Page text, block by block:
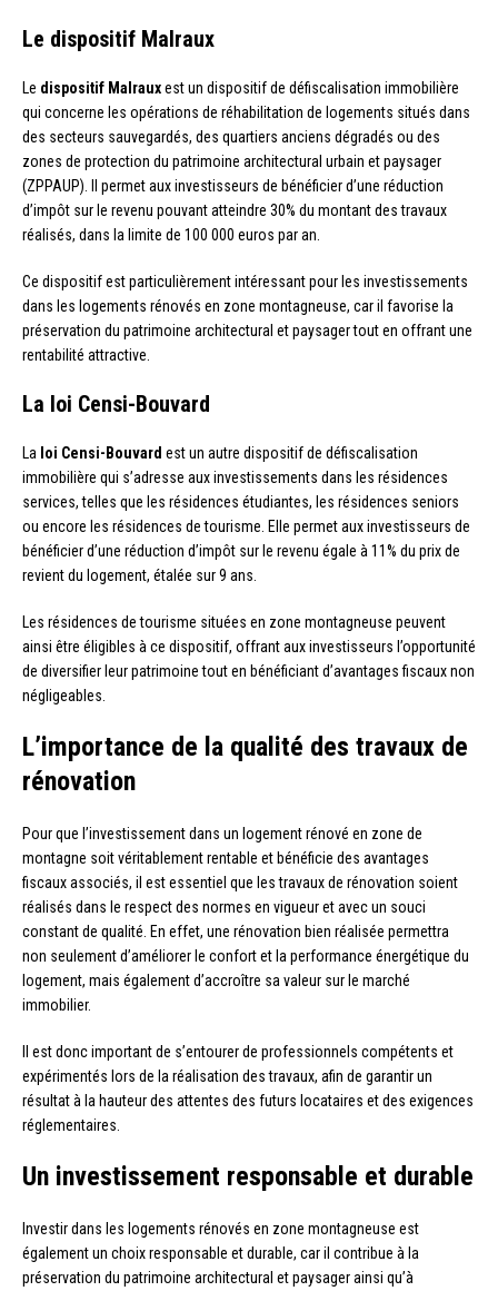
Le dispositif Malraux
Le dispositif Malrauxest un dispositif de défiscalisation immobilière
qui concerne les opérations de réhabilitation de logements situés dans
des secteurs sauvegardés, des quartiers anciens dégradés ou des
zones de protection du patrimoine architectural urbain et paysager
(ZPPAUP). Il permet aux investisseurs de bénéficier d’une réduction
d’impôt sur le revenu pouvant atteindre 30% du montant des travaux
réalisés, dans la limite de 100 000 euros par an.
Ce dispositif est particulièrement intéressant pour les investissements
dans les logements rénovés en zone montagneuse, car il favorise la
préservation du patrimoine architectural et paysager tout en offrant une
rentabilité attractive.
La loi Censi-Bouvard
La loi Censi-Bouvard est un autre dispositif de défiscalisation
immobilière qui s’adresse aux investissements dans les résidences
services, telles que les résidences étudiantes, les résidences seniors
ou encore les résidences de tourisme. Elle permet aux investisseurs de
bénéficier d’une réduction d’impôt sur le revenu égale à 11% du prix de
revient du logement, étalée sur 9 ans.
Les résidences de tourisme situées en zone montagneuse peuvent
ainsi être éligibles à ce dispositif, offrant aux investisseurs l’opportunité
de diversifier leur patrimoine tout en bénéficiant d’avantages fiscaux non
négligeables.
L’importance de la qualité des travaux de
rénovation
Pour que l’investissement dans un logement rénové en zone de
montagne soit véritablement rentable et bénéficie des avantages
fiscaux associés, il est essentiel que les travaux de rénovation soient
réalisés dans le respect des normes en vigueur et avec un souci
constant de qualité. En effet, une rénovation bien réalisée permettra
non seulement d’améliorer le confort et la performance énergétique du
logement, mais également d’accroître sa valeur sur le marché
immobilier.
Il est donc important de s’entourer de professionnels compétents et
expérimentés lors de la réalisation des travaux, afin de garantir un
résultat à la hauteur des attentes des futurs locataires et des exigences
réglementaires.
Un investissement responsable et durable
Investir dans les logements rénovés en zone montagneuse est
également un choix responsable et durable, car il contribue à la
préservation du patrimoine architectural et paysager ainsi qu’à